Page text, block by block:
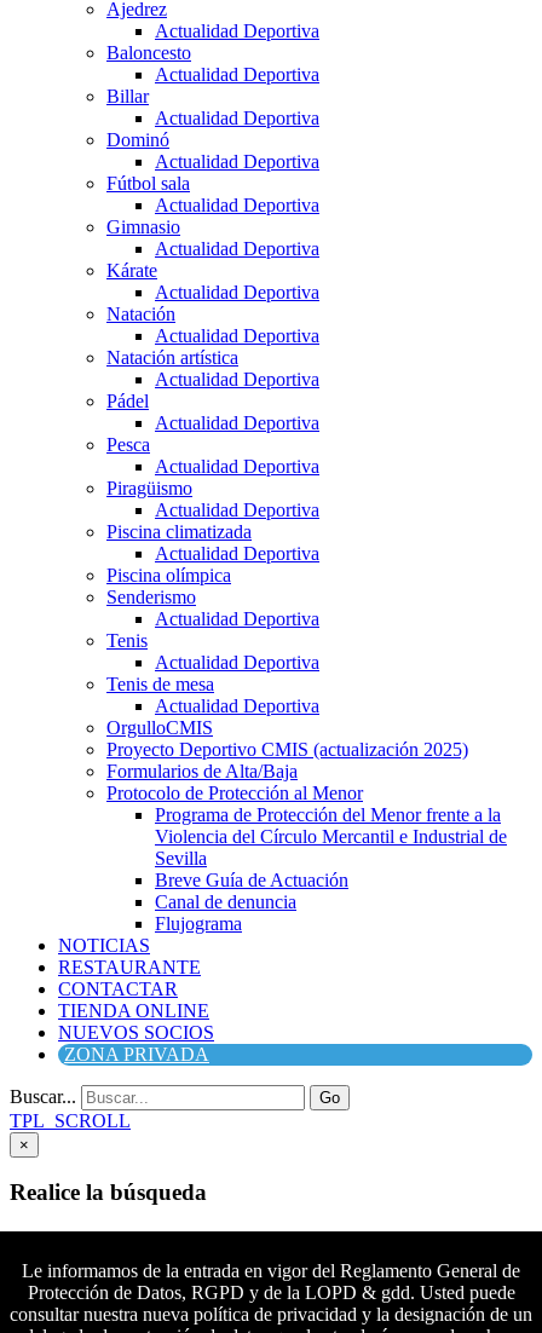
Ajedrez
Actualidad Deportiva
Baloncesto
Actualidad Deportiva
Billar
Actualidad Deportiva
Dominó
Actualidad Deportiva
Fútbol sala
Actualidad Deportiva
Gimnasio
Actualidad Deportiva
Kárate
Actualidad Deportiva
Natación
Actualidad Deportiva
Natación artística
Actualidad Deportiva
Pádel
Actualidad Deportiva
Pesca
Actualidad Deportiva
Piragüismo
Actualidad Deportiva
Piscina climatizada
Actualidad Deportiva
Piscina olímpica
Senderismo
Actualidad Deportiva
Tenis
Actualidad Deportiva
Tenis de mesa
Actualidad Deportiva
OrgulloCMIS
Proyecto Deportivo CMIS (actualización 2025)
Formularios de Alta/Baja
Protocolo de Protección al Menor
Programa de Protección del Menor frente a la
Violencia del Círculo Mercantil e Industrial de
Sevilla
Breve Guía de Actuación
Canal de denuncia
Flujograma
NOTICIAS
RESTAURANTE
CONTACTAR
TIENDA ONLINE
NUEVOS SOCIOS
ZONA PRIVADA
Buscar... Go
TPL_SCROLL
×
Realice la búsqueda
Buscar
Síguenos en Facebook
Síguenos en Twitter
Le informamos de la entrada en vigor del Reglamento General de
Protección de Datos, RGPD y de la LOPD & gdd. Usted puede
consultar nuestra nueva política de privacidad y la designación de un